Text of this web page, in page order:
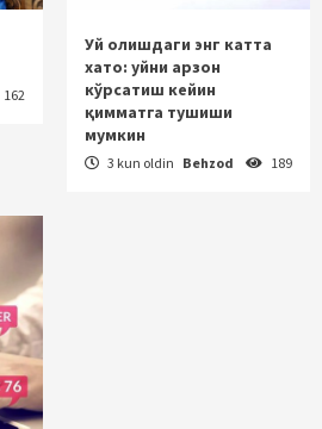
162
Уй олишдаги энг катта
хато: уйни арзон
кўрсатиш кейин
қимматга тушиши
мумкин
3 kun oldin Behzod 189